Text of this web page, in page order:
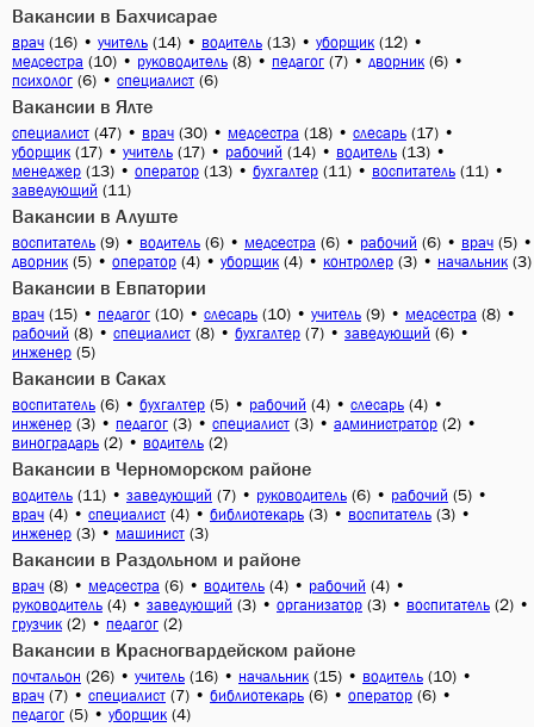
Вакансии в Бахчисарае
врач (16) • учитель (14) • водитель (13) • уборщик (12) •
медсестра (10) • руководитель (8) • педагог (7) • дворник (6) •
психолог (6) • специалист (6)
Вакансии в Ялте
специалист (47) • врач (30) • медсестра (18) • слесарь (17) •
уборщик (17) • учитель (17) • рабочий (14) • водитель (13) •
менеджер (13) • оператор (13) • бухгалтер (11) • воспитатель (11) •
заведующий (11)
Вакансии в Алуште
воспитатель (9) • водитель (6) • медсестра (6) • рабочий (6) • врач (5) •
дворник (5) • оператор (4) • уборщик (4) • контролер (3) • начальник (3)
Вакансии в Евпатории
врач (15) • педагог (10) • слесарь (10) • учитель (9) • медсестра (8) •
рабочий (8) • специалист (8) • бухгалтер (7) • заведующий (6) •
инженер (5)
Вакансии в Саках
воспитатель (6) • бухгалтер (5) • рабочий (4) • слесарь (4) •
инженер (3) • педагог (3) • специалист (3) • администратор (2) •
виноградарь (2) • водитель (2)
Вакансии в Черноморском районе
водитель (11) • заведующий (7) • руководитель (6) • рабочий (5) •
врач (4) • специалист (4) • библиотекарь (3) • воспитатель (3) •
инженер (3) • машинист (3)
Вакансии в Раздольном и районе
врач (8) • медсестра (6) • водитель (4) • рабочий (4) •
руководитель (4) • заведующий (3) • организатор (3) • воспитатель (2) •
грузчик (2) • педагог (2)
Вакансии в Красногвардейском районе
почтальон (26) • учитель (16) • начальник (15) • водитель (10) •
врач (7) • специалист (7) • библиотекарь (6) • оператор (6) •
педагог (5) • уборщик (4)